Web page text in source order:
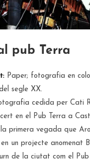
pub Terra
Paper; fotografia en
segle XX.
cedida per Cati
en el Pub Terra a
primera vegada que
un projecte anomenat
de la ciutat com el Pub